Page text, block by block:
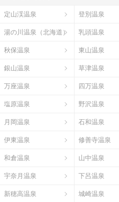
定山渓温泉 登別温泉
湯の川温泉（北海道） 乳頭温泉
秋保温泉 東山温泉
銀山温泉 草津温泉
万座温泉 四万温泉
塩原温泉 野沢温泉
月岡温泉 石和温泉
伊東温泉 修善寺温泉
和倉温泉 山中温泉
宇奈月温泉 下呂温泉
新穂高温泉 城崎温泉